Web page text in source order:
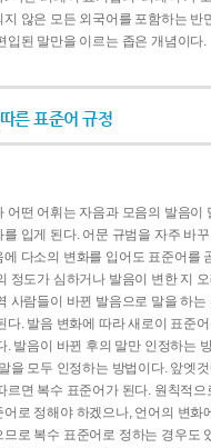
않은 모든 외국어를 포함하는 반
입된 말만을 이르는 좁은 개념이다.
른 표준어 규정
어떤 어휘는 자음과 모음의 발음이
입게 된다. 어문 규범을 자주 바
다소의 변화를 입어도 표준어를
정도가 심하거나 발음이 변한 지
사람들이 바뀐 발음으로 말을 하는
다. 발음 변화에 따라 새로이 표준
. 발음이 바뀐 후의 말만 인정하는
을 모두 인정하는 방법이다. 앞엣
르면 복수 표준어가 된다. 원칙적
로 정해야 하겠으나, 언어의 변화
로 복수 표준어로 정하는 경우도